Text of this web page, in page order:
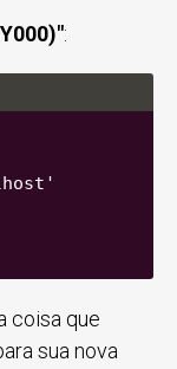
:
coisa que
sua nova